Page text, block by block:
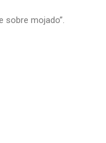
sobre mojado”.